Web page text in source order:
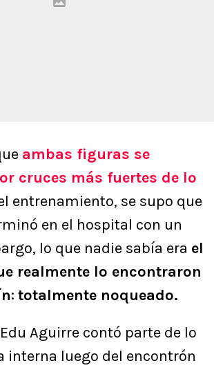
ambas figuras se
cruces más fuertes de lo
entrenamiento, se supo que
en el hospital con un
lo que nadie sabía era el
realmente lo encontraron
: totalmente noqueado.
Aguirre contó parte de lo
interna luego del encontrón